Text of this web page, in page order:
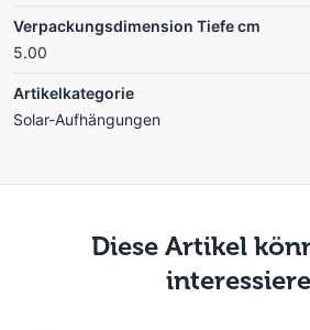
Verpackungsdimension Tiefe cm
5.00
Artikelkategorie
Solar-Aufhängungen
Diese Artikel